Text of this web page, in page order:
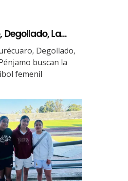
La...
Degollado,
buscan la
femenil